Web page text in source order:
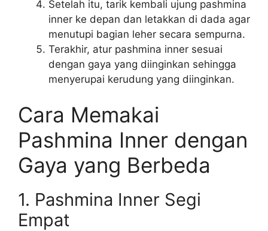
Setelah itu, tarik kembali ujung pashmina
inner ke depan dan letakkan di dada agar
menutupi bagian leher secara sempurna.
Terakhir, atur pashmina inner sesuai
dengan gaya yang diinginkan sehingga
menyerupai kerudung yang diinginkan.
Cara Memakai
Pashmina Inner dengan
Gaya yang Berbeda
1. Pashmina Inner Segi
Empat